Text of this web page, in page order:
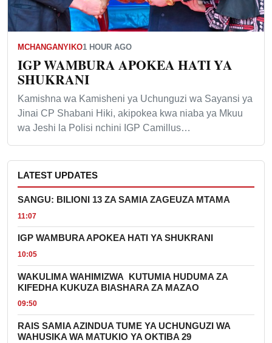
MCHANGANYIKO1 HOUR AGO
IGP WAMBURA APOKEA HATI YA
SHUKRANI
Kamishna wa Kamisheni ya Uchunguzi wa Sayansi ya
Jinai CP Shabani Hiki, akipokea kwa niaba ya Mkuu
wa Jeshi la Polisi nchini IGP Camillus…
LATEST UPDATES
SANGU: BILIONI 13 ZA SAMIA ZAGEUZA MTAMA
11:07
IGP WAMBURA APOKEA HATI YA SHUKRANI
10:05
WAKULIMA WAHIMIZWA KUTUMIA HUDUMA ZA
KIFEDHA KUKUZA BIASHARA ZA MAZAO
09:50
RAIS SAMIA AZINDUA TUME YA UCHUNGUZI WA
WAHUSIKA WA MATUKIO YA OKTIBA 29